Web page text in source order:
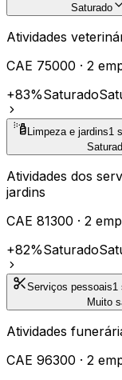
Saturado
Atividades
CAE 75000 · 2
+83%Saturado
Limpeza e jardins1
Atividades dos
jardins
CAE 81300 · 2
+82%Saturado
Serviços pessoais1
Muito
Atividades
CAE 96300 · 2